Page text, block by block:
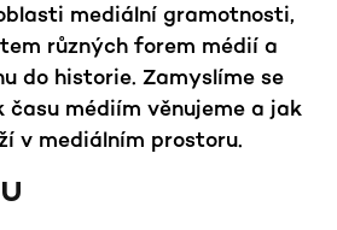
mediální gramotnosti,
různých forem médií a
do historie. Zamyslíme se
médiím věnujeme a jak
v mediálním prostoru.